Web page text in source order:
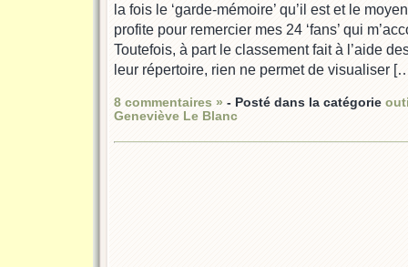
la fois le ‘garde-mémoire’ qu’il est et le
profite pour remercier mes 24 ‘fans’ qui
Toutefois, à part le classement fait à l’aide
leur répertoire, rien ne permet de visualiser
8 commentaires » - Posté dans la catégorie
Geneviève Le Blanc